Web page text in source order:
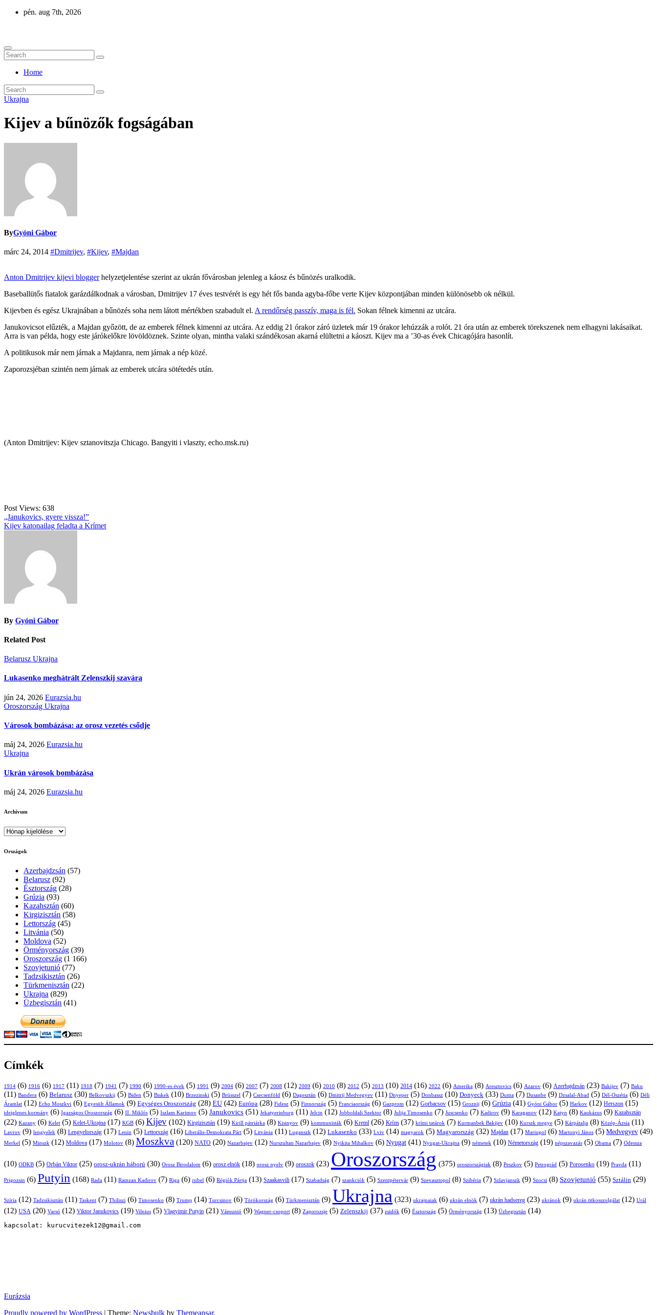
Skip
pén. aug 7th, 2026
Home
Ukrajna
Kijev a bűnözők fogságában
ByGyóni Gábor
márc 24, 2014 #Dmitrijev, #Kijev, #Majdan
Anton Dmitrijev kijevi bloggerhelyzetjelentése szerint az ukrán fővárosban jelenleg a káosz és bűnözés uralkodik.
Baseballütős fiatalok garázdálkodnak a városban, Dmitrijev 17 éves testvérét is egy hét fős banda agyba-főbe verte Kijev központjában minden különösebb ok nélkül.
Kijevben és egész Ukrajnában a bűnözés soha nem látott mértékben szabadult el. A rendőrség passzív, maga is fél. Sokan félnek kimenni az utcára.
Janukovicsot elűzték, a Majdan győzött, de az emberek félnek kimenni az utcára. Az eddig 21 órakor záró üzletek már 19 órakor lehúzzák a rolót. 21 óra után az emberek törekszenek nem elhagyni lakásaikat.
Arra is van példa, hogy este járókelőkre lövöldöznek. Szinte olyan, mintha valaki szándékosan akarná elültetni a káoszt. Kijev ma a ’30-as évek Chicagójára hasonlít.
A politikusok már nem járnak a Majdanra, nem járnak a nép közé.
Zaporozsjéban szintén nem járnak az emberek utcára sötétedés után.
(Anton Dmitrijev: Kijev sztanovitszja Chicago. Bangyiti i vlaszty, echo.msk.ru)
Post Views: 638
Bejegyzés
navigáció
„Janukovics, gyere vissza!”
Kijev katonailag feladta a Krímet
By Gyóni Gábor
Related Post
Belarusz Ukrajna
Lukasenko meghátrált Zelenszkij szavára
jún 24, 2026 Eurazsia.hu
Oroszország Ukrajna
Városok bombázása: az orosz vezetés csődje
máj 24, 2026 Eurazsia.hu
Ukrajna
Ukrán városok bombázása
máj 24, 2026 Eurazsia.hu
Archívum
Archívum
Országok
Azerbajdzsán (57)
Belarusz (92)
Észtország (28)
Grúzia (93)
Kazahsztán (60)
Kirgizisztán (58)
Lettország (45)
Litvánia (50)
Moldova (52)
Örményország (39)
Oroszország (1 166)
Szovjetunió (77)
Tadzsikisztán (26)
Türkmenisztán (22)
Ukrajna (829)
Üzbegisztán (41)
Címkék
1914 (6) 1916 (6) 1917 (11) 1918 (7) 1941 (7) 1990 (6) 1990-es évek (5) 1991 (9) 2004 (6) 2007 (7) 2008 (12) 2009 (6) 2010 (8) 2012 (5) 2013 (10) 2014 (16) 2022 (6) Amerika (8) Aresztovics (6) Azarov (6) Azerbajdzsán (23) Bakijev (7) Baku
(11) Bandera (6) Belarusz (30) Belkovszkij (5) Biden (5) Biskek (10) Brzezinski (5) Brüsszel (7) Csecsenföld (6) Dagesztán (6) Dmitrij Medvegyev (11) Dnyeper (5) Donbassz (10) Donyeck (33) Duma (7) Dusanbe (9) Dzsalal-Abad (5) Dél-Oszétia (6) Déli
Áramlat (12) Echo Moszkvi (6) Egyesült Államok (9) Egységes Oroszország (28) EU (42) Európa (28) Fidesz (5) Finnország (5) Franciaország (6) Gazprom (12) Gorbacsov (15) Groznij (6) Grúzia (41) Gyóni Gábor (5) Harkov (12) Herszon (15)
ideiglenes kormány (6) Igazságos Oroszország (6) II. Miklós (5) Iszlam Karimov (5) Janukovics (51) Jekatyerinburg (11) Jelcin (12) Jobboldali Szektor (8) Julija Timosenko (7) Juscsenko (7) Kadirov (9) Karaganov (12) Katyn (8) Kaukázus (9) Kazahsztán
(22) Kazany (6) Kelet (5) Kelet-Ukrajna (17) KGB (6) Kijev (102) Kirgizisztán (19) Kirill pátriárka (8) Kisinyov (9) kommunisták (6) Kreml (26) Krím (37) krími tatárok (7) Kurmanbek Bakijev (10) Kurszk megye (5) Kárpátalja (8) Közép-Ázsia (11)
Lavrov (9) lengyelek (8) Lengyelország (17) Lenin (5) Lettország (16) Liberális-Demokrata Párt (5) Litvánia (11) Luganszk (12) Lukasenko (33) Lviv (14) magyarok (5) Magyarország (32) Majdan (17) Mariupol (6) Martonyi János (5) Medvegyev (49)
Merkel (5) Minszk (12) Moldova (17) Molotov (8) Moszkva (120) NATO (20) Nazarbajev (12) Nurszultan Nazarbajev (8) Nyikita Mihalkov (6) Nyugat (41) Nyugat-Ukrajna (9) németek (10) Németország (19) népszavazás (5) Obama (7) Odessza
(10) ODKB (5) Orbán Viktor (25) orosz-ukrán háború (30) Orosz Birodalom (6) orosz elnök (18) orosz nyelv (9) oroszok (23) Oroszország (375) oroszországiak (8) Peszkov (5) Petrográd (5) Porosenko (19) Pravda (11)
Prigozsin (6) Putyin (168) Rada (11) Ramzan Kadirov (7) Riga (6) rubel (6) Régiók Pártja (13) Szaakasvili (17) Szabadság (7) szankciók (5) Szentpétervár (9) Szevasztopol (8) Szibéria (7) Szlavjanszk (9) Szocsi (8) Szovjetunió (55) Sztálin (29)
Szíria (12) Tadzsikisztán (11) Taskent (7) Tbiliszi (6) Timosenko (8) Trump (14) Turcsinov (6) Törökország (6) Türkmenisztán (9) Ukrajna (323) ukrajnaiak (6) ukrán elnök (7) ukrán hadsereg (23) ukránok (9) ukrán titkosszolgálat (12) Urál
(12) USA (20) Varsó (12) Viktor Janukovics (19) Vilnius (5) Vlagyimir Putyin (21) Vámunió (9) Wagner-csoport (8) Zaporozsje (5) Zelenszkij (37) zsidók (6) Észtország (5) Örményország (13) Üzbegisztán (14)
kapcsolat: kurucvitezek12@gmail.com
Eurázsia
Proudly powered by WordPress
Theme: Newsbulk by Themeansar.